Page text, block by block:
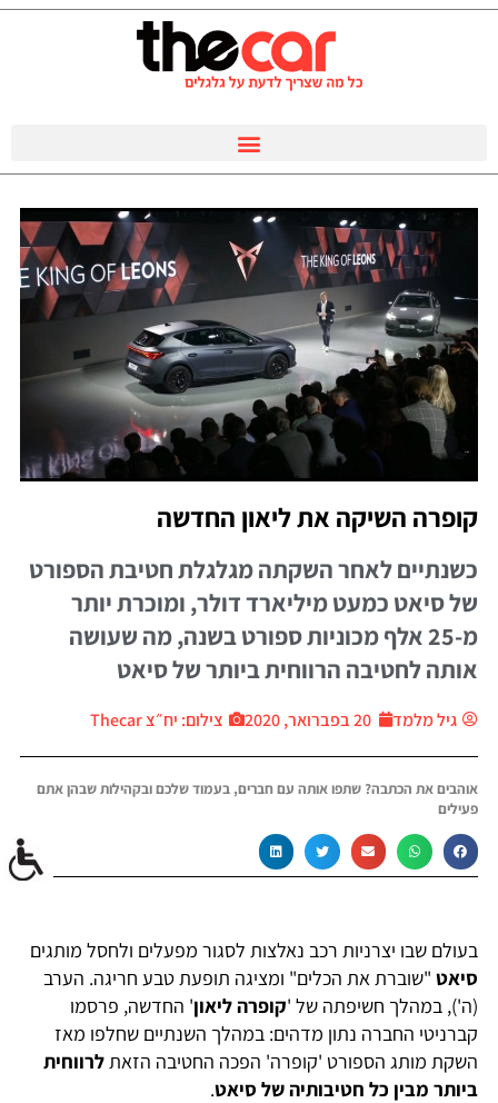
קופרה השיקה את ליאון החדשה
כשנתיים לאחר השקתה מגלגלת חטיבת הספורט
של סיאט כמעט מיליארד דולר, ומוכרת יותר
מ-25 אלף מכוניות ספורט בשנה, מה שעושה
אותה לחטיבה הרווחית ביותר של סיאט
גיל מלמד 20 בפברואר, 2020 צילום: יח״צ Thecar
אוהבים את הכתבה? שתפו אותה עם חברים, בעמוד שלכם ובקהילות שבהן אתם
פעילים
בעולם שבו יצרניות רכב נאלצות לסגור מפעלים ולחסל מותגים
סיאט "שוברת את הכלים" ומציגה תופעת טבע חריגה. הערב
(ה'), במהלך חשיפתה של 'קופרה ליאון' החדשה, פרסמו
קברניטי החברה נתון מדהים: במהלך השנתיים שחלפו מאז
השקת מותג הספורט 'קופרה' הפכה החטיבה הזאת לרווחית
ביותר מבין כל חטיבותיה של סיאט.